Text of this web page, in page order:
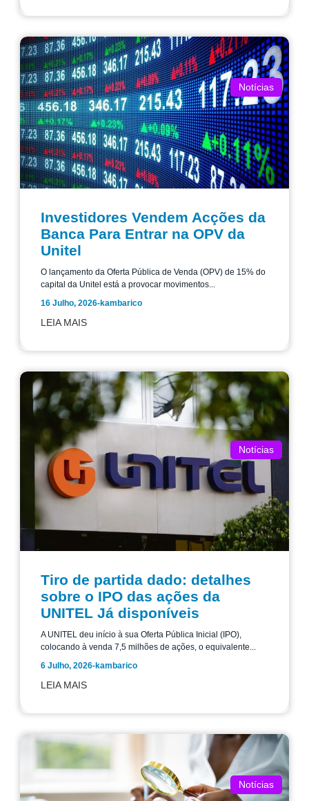
Notícias
Investidores Vendem Acções da
Banca Para Entrar na OPV da
Unitel
O lançamento da Oferta Pública de Venda (OPV) de 15% do
capital da Unitel está a provocar movimentos...
16 Julho, 2026-kambarico
LEIA MAIS
Notícias
Tiro de partida dado: detalhes
sobre o IPO das ações da
UNITEL Já disponíveis
A UNITEL deu início à sua Oferta Pública Inicial (IPO),
colocando à venda 7,5 milhões de ações, o equivalente...
6 Julho, 2026-kambarico
LEIA MAIS
Notícias